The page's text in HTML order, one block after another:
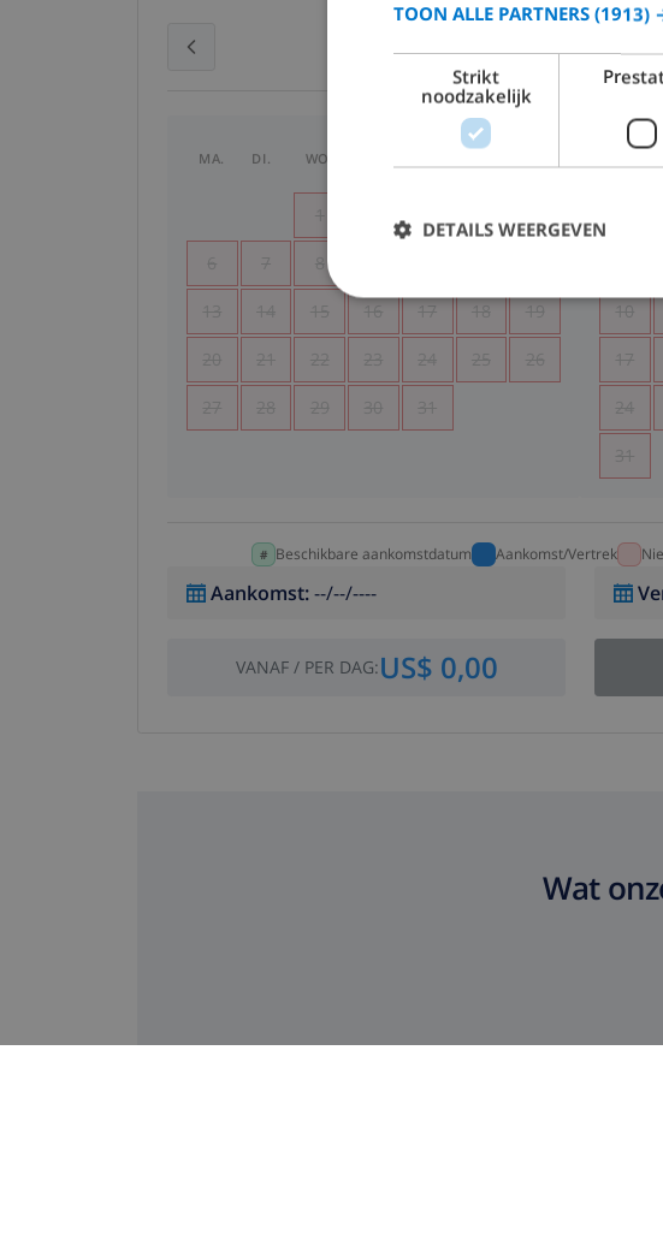
juli 2026
MA. DI. WO.
1
6 7 8
13 14 15 16 17 18 19
20 21 22 23 24 25 26
27 28 29 30 31
10
17
24
31
Beschikbare aankomstdatum Aankomst/Vertrek
Aankomst:--/--/----
VANAF/ PER DAG:US$ 0,00
Wat
TOON ALLE PARTNERS (1913)
Strikt
noodzakelijk
DETAILS WEERGEVEN